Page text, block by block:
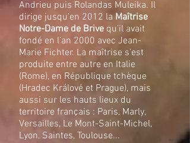
Andrieu puis Rolandas Muleika. Il
dirige jusqu’en 2012 la Maîtrise
Notre-Dame de Brive qu’il avait
fondé en l’an 2000 avec Jean-
Marie Fichter. La maîtrise s'est
produite entre autre en Italie
(Rome), en République tchèque
(Hradec Králové et Prague), mais
aussi sur les hauts lieux du
territoire français : Paris, Marly,
Versailles, Le Mont-Saint-Michel,
Lyon, Saintes, Toulouse...